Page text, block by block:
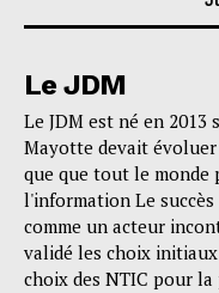
Le JDM
Le JDM est né en
Mayotte devait
que que tout le monde
l'information Le succès
comme un acteur
validé les choix
choix des NTIC pour la